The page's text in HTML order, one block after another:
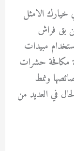
الامثل
بق فراش
مبيدات
مكافحة حشرات
ونمط
في العديد من